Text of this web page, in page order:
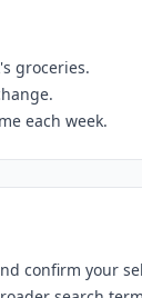
groceries.
each week.
confirm your